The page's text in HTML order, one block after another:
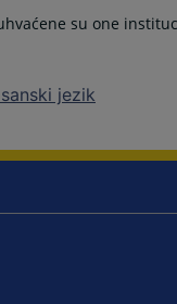
su one
jezik